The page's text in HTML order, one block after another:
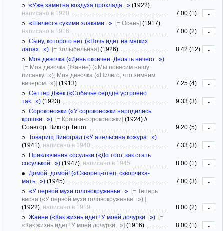
«Уже заметна воздуха прохлада...» (1922)
написано в 1920
7.00 (1)
-
«Шелестя сухими злаками...» [= Осень] (1917)
написано в 1916
7.00 (2)
-
Сыну, которого нет («Ночь идёт на мягких
лапах...») [= Колыбельная] (1926) 8.42 (12)
-
Моя девочка («День окончен. Делать нечего...»)
[= Моя девочка (Жанне) («Мы повесим нашу
писанку...»); Моя девочка («Ничего, что зимним
вечером...»)] (1913) 7.25 (4)
-
Сеттер Джек («Собачье сердце устроено
так...») (1923) 9.33 (3)
-
Сороконожки («У сороконожки народились
крошки...») [= Крошки-сороконожки] (1924) //
Соавтор: Виктор Типот
9.20 (5)
-
Товарищ Виноград («У апельсина кожура...»)
(1941) , написано в 1940 7.33 (3)
-
Приключения сосульки («До того, как стать
сосулькой...») (1947) , написано в 1945 8.00 (1)
-
Домой, домой! («Скворец-отец, скворчиха-
мать...») (1945) 7.00 (3)
-
«У первой мухи головокруженье...» [= Теперь
весна («У первой мухи головокруженье...») ]
(1922) , написано в 1919 8.00 (2)
-
Жанне («Как жизнь идёт! У моей дочурки...») [=
«Как жизнь идёт! У моей дочурки...»] (1916) 8.00 (1)
-